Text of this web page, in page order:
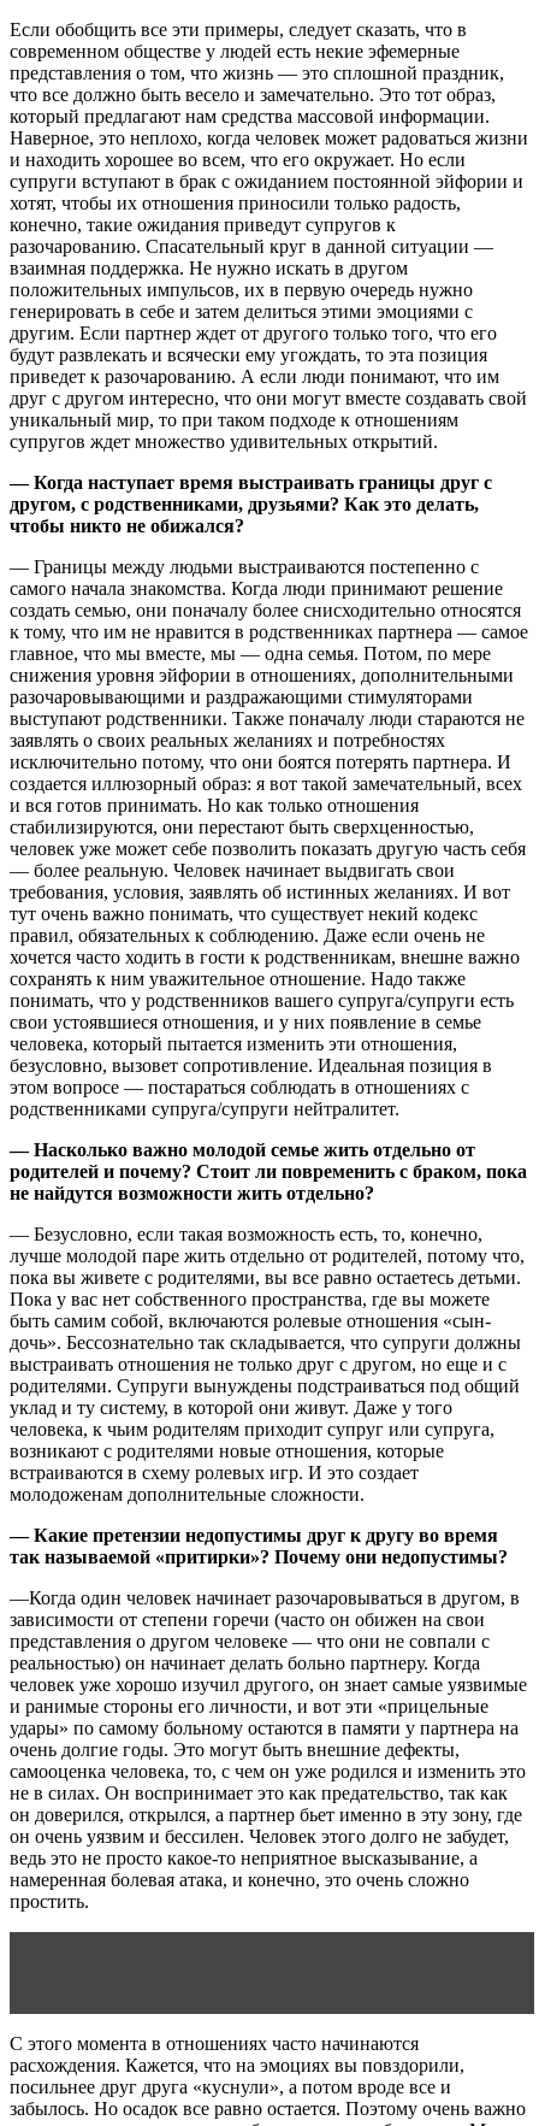
Если обобщить все эти примеры, следует сказать, что в
современном обществе у людей есть некие эфемерные
представления о том, что жизнь — это сплошной праздник,
что все должно быть весело и замечательно. Это тот образ,
который предлагают нам средства массовой информации.
Наверное, это неплохо, когда человек может радоваться жизни
и находить хорошее во всем, что его окружает. Но если
супруги вступают в брак с ожиданием постоянной эйфории и
хотят, чтобы их отношения приносили только радость,
конечно, такие ожидания приведут супругов к
разочарованию. Спасательный круг в данной ситуации —
взаимная поддержка. Не нужно искать в другом
положительных импульсов, их в первую очередь нужно
генерировать в себе и затем делиться этими эмоциями с
другим. Если партнер ждет от другого только того, что его
будут развлекать и всячески ему угождать, то эта позиция
приведет к разочарованию. А если люди понимают, что им
друг с другом интересно, что они могут вместе создавать свой
уникальный мир, то при таком подходе к отношениям
супругов ждет множество удивительных открытий.
— Когда наступает время выстраивать границы друг с
другом, с родственниками, друзьями? Как это делать,
чтобы никто не обижался?
— Границы между людьми выстраиваются постепенно с
самого начала знакомства. Когда люди принимают решение
создать семью, они поначалу более снисходительно относятся
к тому, что им не нравится в родственниках партнера — самое
главное, что мы вместе, мы — одна семья. Потом, по мере
снижения уровня эйфории в отношениях, дополнительными
разочаровывающими и раздражающими стимуляторами
выступают родственники. Также поначалу люди стараются не
заявлять о своих реальных желаниях и потребностях
исключительно потому, что они боятся потерять партнера. И
создается иллюзорный образ: я вот такой замечательный, всех
и вся готов принимать. Но как только отношения
стабилизируются, они перестают быть сверхценностью,
человек уже может себе позволить показать другую часть себя
— более реальную. Человек начинает выдвигать свои
требования, условия, заявлять об истинных желаниях. И вот
тут очень важно понимать, что существует некий кодекс
правил, обязательных к соблюдению. Даже если очень не
хочется часто ходить в гости к родственникам, внешне важно
сохранять к ним уважительное отношение. Надо также
понимать, что у родственников вашего супруга/супруги есть
свои устоявшиеся отношения, и у них появление в семье
человека, который пытается изменить эти отношения,
безусловно, вызовет сопротивление. Идеальная позиция в
этом вопросе — постараться соблюдать в отношениях с
родственниками супруга/супруги нейтралитет.
— Насколько важно молодой семье жить отдельно от
родителей и почему? Стоит ли повременить с браком, пока
не найдутся возможности жить отдельно?
— Безусловно, если такая возможность есть, то, конечно,
лучше молодой паре жить отдельно от родителей, потому что,
пока вы живете с родителями, вы все равно остаетесь детьми.
Пока у вас нет собственного пространства, где вы можете
быть самим собой, включаются ролевые отношения «сын-
дочь». Бессознательно так складывается, что супруги должны
выстраивать отношения не только друг с другом, но еще и с
родителями. Супруги вынуждены подстраиваться под общий
уклад и ту систему, в которой они живут. Даже у того
человека, к чьим родителям приходит супруг или супруга,
возникают с родителями новые отношения, которые
встраиваются в схему ролевых игр. И это создает
молодоженам дополнительные сложности.
— Какие претензии недопустимы друг к другу во время
так называемой «притирки»? Почему они недопустимы?
—Когда один человек начинает разочаровываться в другом, в
зависимости от степени горечи (часто он обижен на свои
представления о другом человеке — что они не совпали с
реальностью) он начинает делать больно партнеру. Когда
человек уже хорошо изучил другого, он знает самые уязвимые
и ранимые стороны его личности, и вот эти «прицельные
удары» по самому больному остаются в памяти у партнера на
очень долгие годы. Это могут быть внешние дефекты,
самооценка человека, то, с чем он уже родился и изменить это
не в силах. Он воспринимает это как предательство, так как
он доверился, открылся, а партнер бьет именно в эту зону, где
он очень уязвим и бессилен. Человек этого долго не забудет,
ведь это не просто какое-то неприятное высказывание, а
намеренная болевая атака, и конечно, это очень сложно
простить.
С этого момента в отношениях часто начинаются
расхождения. Кажется, что на эмоциях вы повздорили,
посильнее друг друга «куснули», а потом вроде все и
забылось. Но осадок все равно остается. Поэтому очень важно